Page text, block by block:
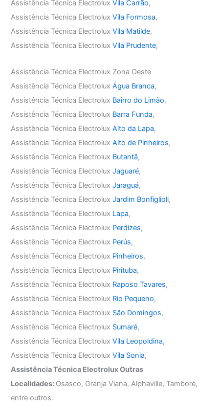
Assistência Técnica ElectroluxVila Carrão,
Assistência Técnica ElectroluxVila Formosa,
Assistência Técnica ElectroluxVila Matilde,
Assistência Técnica ElectroluxVila Prudente,
Assistência Técnica Electrolux Zona Oeste
Assistência Técnica ElectroluxÁgua Branca,
Assistência Técnica Electrolux Bairro do Limão,
Assistência Técnica Electrolux Barra Funda,
Assistência Técnica ElectroluxAlto da Lapa,
Assistência Técnica ElectroluxAlto de Pinheiros,
Assistência Técnica Electrolux Butantã,
Assistência Técnica ElectroluxJaguaré,
Assistência Técnica ElectroluxJaraguá,
Assistência Técnica ElectroluxJardim Bonfiglioli,
Assistência Técnica Electrolux Lapa,
Assistência Técnica Electrolux Perdizes,
Assistência Técnica Electrolux Perús,
Assistência Técnica Electrolux Pinheiros,
Assistência Técnica Electrolux Pirituba,
Assistência Técnica Electrolux Raposo Tavares,
Assistência Técnica Electrolux Rio Pequeno,
Assistência Técnica Electrolux São Domingos,
Assistência Técnica Electrolux Sumaré,
Assistência Técnica ElectroluxVila Leopoldina,
Assistência Técnica ElectroluxVila Sonia,
Assistência Técnica Electrolux Outras
Localidades: Osasco, Granja Viana, Alphaville, Tamboré,
entre outros.